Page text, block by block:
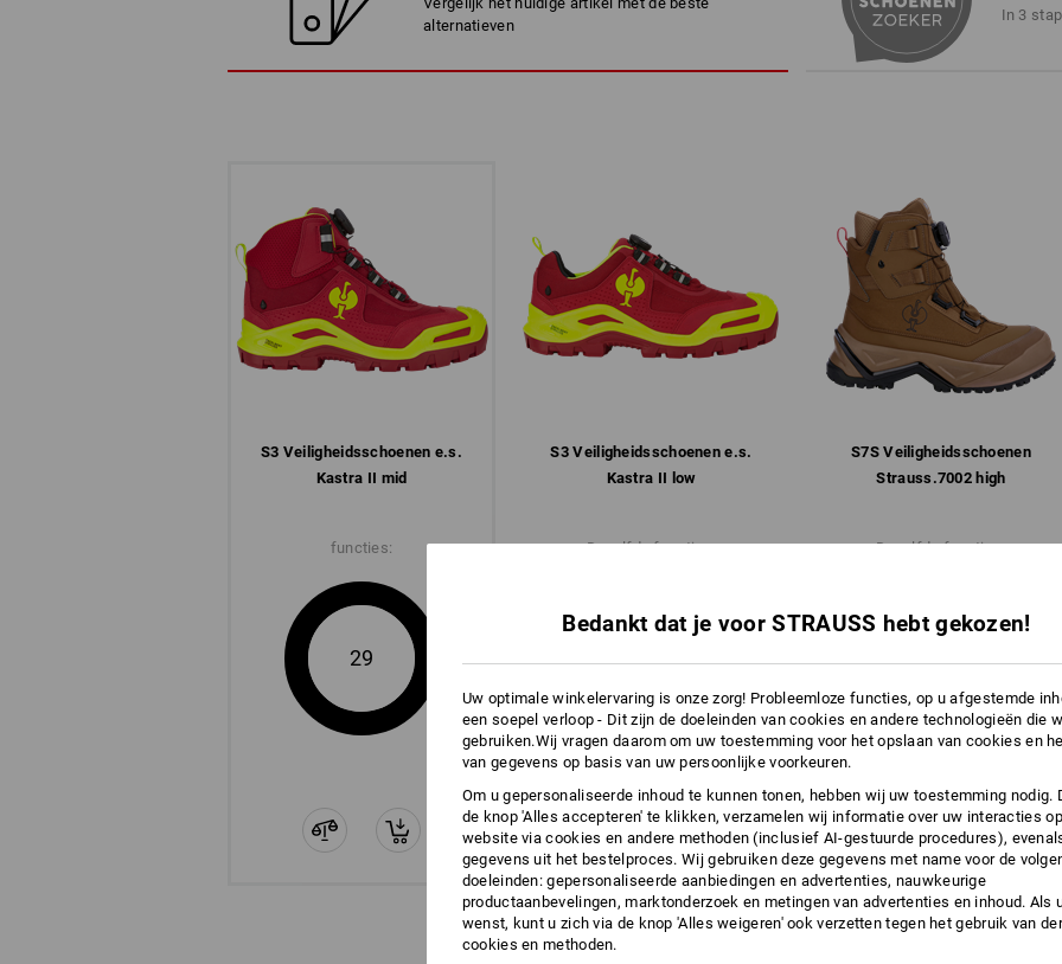
ademende mesh-voering
uitvoering vrij van leer
geen binnendringen van vuil
Gewicht: ca.
830 gram bij maat
Ademende schoenen werken alleen
houden vocht vast. Functionele
voet af naar buiten. Daar wordt het
schoen-membraan op effectieve
principe van ademende schoenen
vermogen werken.
alternatieven
In 3
S3 Veiligheids­schoenen e.s.
Kastra II mid
functies:
29
S3 Veiligheids­schoenen e.s.
Kastra II low
S7S Veiligheids­schoenen
Strauss.​7002 high
Dezelfde functies:
28
Dezelfde functies:
22
Bedankt dat je voor STRAUSS hebt gekozen!
Uw optimale winkelervaring is onze zorg! Probleemloze functies, op u afgestemde
een soepel verloop - Dit zijn de doeleinden van cookies en andere technologieën die
gebruiken.Wij vragen daarom om uw toestemming voor het opslaan van cookies en
van gegevens op basis van uw persoonlijke voorkeuren.
Om u gepersonaliseerde inhoud te kunnen tonen, hebben wij uw toestemming nodig.
de knop 'Alles accepteren' te klikken, verzamelen wij informatie over uw interacties
website via cookies en andere methoden (inclusief AI-gestuurde procedures),
gegevens uit het bestelproces. Wij gebruiken deze gegevens met name voor de
doeleinden: gepersonaliseerde aanbiedingen en advertenties, nauwkeurige
productaanbevelingen, marktonderzoek en metingen van advertenties en inhoud. Als
wenst, kunt u zich via de knop 'Alles weigeren' ook verzetten tegen het gebruik van
cookies en methoden.